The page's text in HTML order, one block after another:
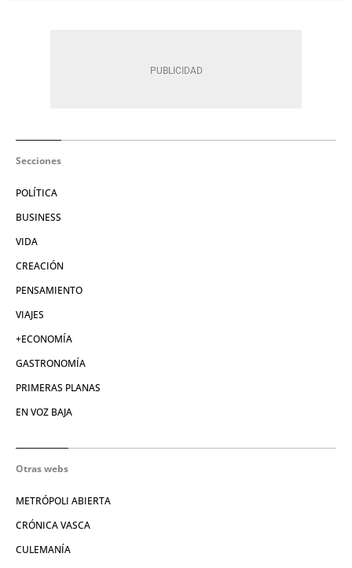
Secciones
POLÍTICA
BUSINESS
VIDA
CREACIÓN
PENSAMIENTO
VIAJES
+ECONOMÍA
GASTRONOMÍA
PRIMERAS PLANAS
EN VOZ BAJA
Otras webs
METRÓPOLI ABIERTA
CRÓNICA VASCA
CULEMANÍA